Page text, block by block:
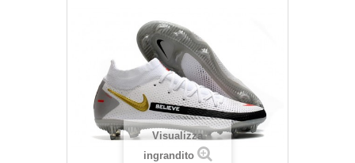
Visualizza
ingrandito